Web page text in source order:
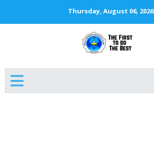
Thursday, August 06, 2026